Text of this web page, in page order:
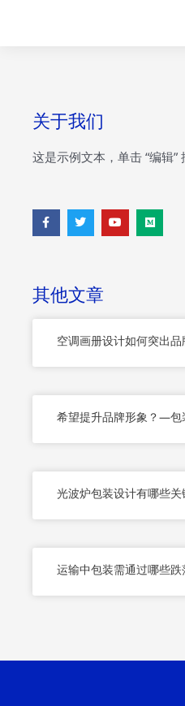
关于我们
这是示例文本，单击 “编辑”
F
a
c
k
-
f
T
w
i
Y
o
u
M
e
d
其他文章
空调画册设计如何突出
希望提升品牌形象？—包
光波炉包装设计有哪些
运输中包装需通过哪些